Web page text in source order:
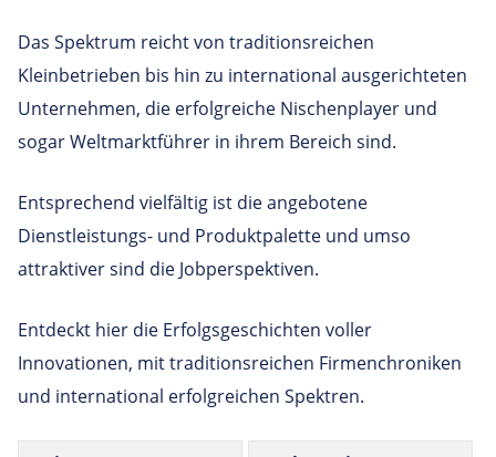
Das Spektrum reicht von traditionsreichen
Kleinbetrieben bis hin zu international ausgerichteten
Unternehmen, die erfolgreiche Nischenplayer und
sogar Weltmarktführer in ihrem Bereich sind.
Entsprechend vielfältig ist die angebotene
Dienstleistungs- und Produktpalette und umso
attraktiver sind die Jobperspektiven.
Entdeckt hier die Erfolgsgeschichten voller
Innovationen, mit traditionsreichen Firmenchroniken
und international erfolgreichen Spektren.